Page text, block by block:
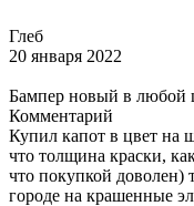
Глеб
20 января 2022
Бампер новый в любой
Комментарий
Купил капот в цвет на
что толщина краски,
что покупкой доволен)
городе на крашенные